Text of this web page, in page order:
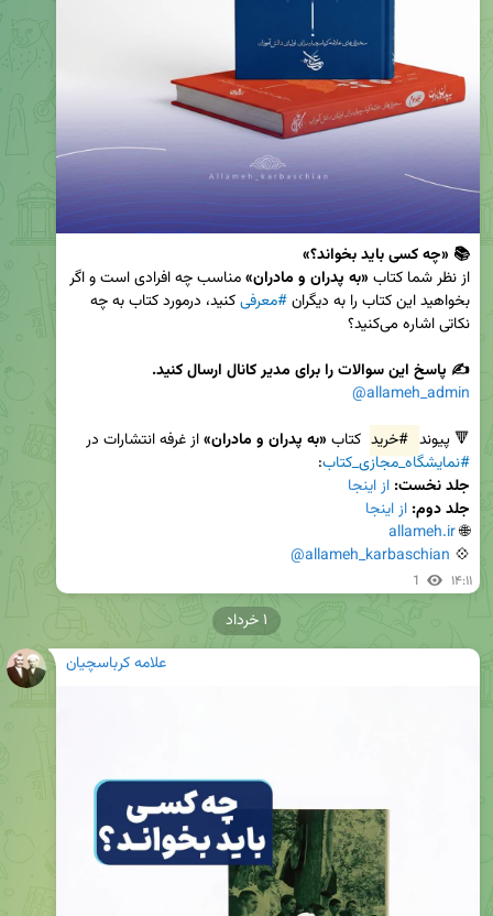
📚 «چه کسی باید بخواند؟»
از نظر شما کتاب «به پدران و مادران»
بخواهید این کتاب را به دیگران #معرفی
✍️ پاسخ این سوالات را برای مدیر کانال ارسال کنید.
@allameh_admin
🔻 پیوند #خرید کتاب «به پدران و مادران» از غرفه انتشارات در
#نمایشگاه_مجازی_کتاب:
جلد نخست: از اینجا
جلد دوم: از اینجا
🌐
allameh.ir
💠
@allameh_karbaschian
1 ۱۴:۱۱
علامه کرباسچیان
۱ خرداد